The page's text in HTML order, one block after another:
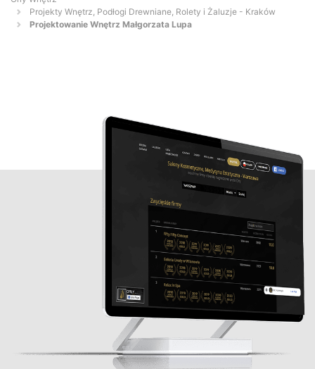
Projekty Wnętrz, Podłogi Drewniane, Rolety i Żaluzje - Kraków
Projektowanie Wnętrz Małgorzata Lupa